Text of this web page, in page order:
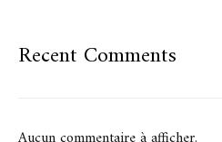
Recent Comments